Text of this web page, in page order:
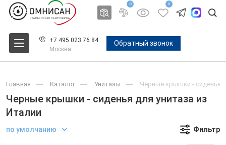
0 0
+7 495 023 76 84
Москва
Обратный звонок
Главная Каталог Унитазы Черные крышки - сиденья
Черные крышки - сиденья для унитаза из
Италии
по умолчанию Фильтр